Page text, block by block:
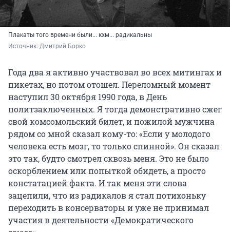
Плакаты того времени были... кхм... радикальны
Источник: Дмитрий Борко
Года два я активно участвовал во всех митингах и
пикетах, но потом отошел. Переломный момент
наступил 30 октября 1990 года, в День
политзаключенных. Я тогда демонстративно сжег
свой комсомольский билет, и пожилой мужчина
рядом со мной сказал кому-то: «Если у молодого
человека есть мозг, то только спинной». Он сказал
это так, будто смотрел сквозь меня. Это не было
оскорблением или попыткой обидеть, а просто
констатацией факта. И так меня эти слова
зацепили, что из радикалов я стал потихоньку
переходить в консерваторы и уже не принимал
участия в деятельности «Демократического